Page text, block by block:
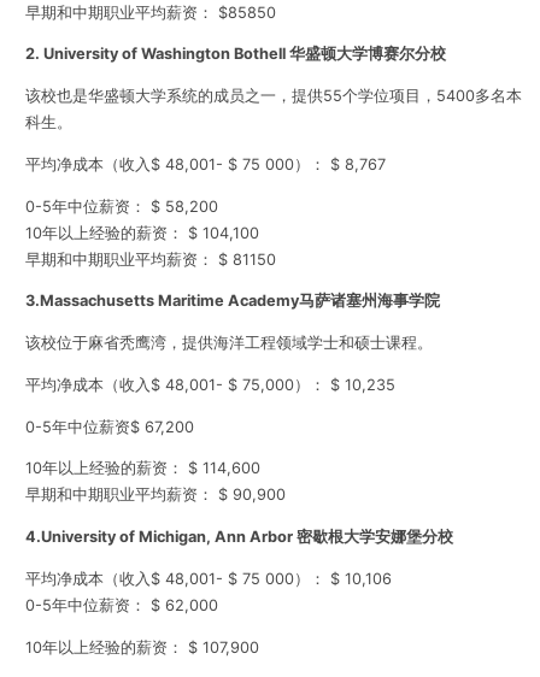
早期和中期职业平均薪资： $85850
2. University of Washington Bothell 华盛顿大学博赛尔分校
该校也是华盛顿大学系统的成员之一，提供55个学位项目，5400多名本
科生。
平均净成本（收入$ 48,001- $ 75 000）： $ 8,767
0-5年中位薪资： $ 58,200
10年以上经验的薪资： $ 104,100
早期和中期职业平均薪资： $ 81150
3.Massachusetts Maritime Academy马萨诸塞州海事学院
该校位于麻省秃鹰湾，提供海洋工程领域学士和硕士课程。
平均净成本（收入$ 48,001- $ 75,000）： $ 10,235
0-5年中位薪资$ 67,200
10年以上经验的薪资： $ 114,600
早期和中期职业平均薪资： $ 90,900
4.University of Michigan, Ann Arbor 密歇根大学安娜堡分校
平均净成本（收入$ 48,001- $ 75 000）： $ 10,106
0-5年中位薪资： $ 62,000
10年以上经验的薪资： $ 107,900